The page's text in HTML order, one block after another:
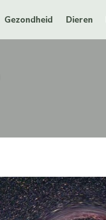
Gezondheid Dieren